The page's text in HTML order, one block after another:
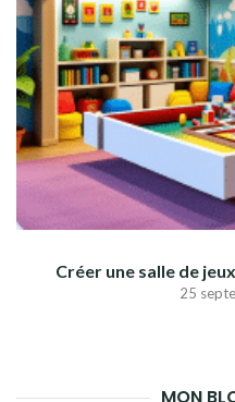
Créer une salle de
25
MON